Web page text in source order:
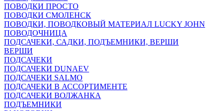
ПОВОДКИ ПРОСТО
ПОВОДКИ СМОЛЕНСК
ПОВОДКИ, ПОВОДКОВЫЙ МАТЕРИАЛ LUCKY JOHN
ПОВОДОЧНИЦА
ПОДСАЧЕКИ, САДКИ, ПОДЪЕМНИКИ, ВЕРШИ
ВЕРШИ
ПОДСАЧЕКИ
ПОДСАЧЕКИ DUNAEV
ПОДСАЧЕКИ SALMO
ПОДСАЧЕКИ В АССОРТИМЕНТЕ
ПОДСАЧЕКИ ВОЛЖАНКА
ПОДЪЕМНИКИ